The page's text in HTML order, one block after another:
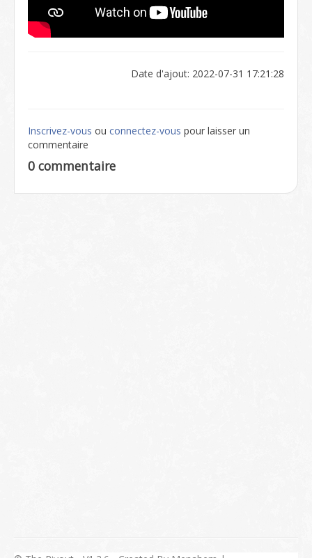
Date d'ajout: 2022-07-31 17:21:28
Inscrivez-vous ou connectez-vous pour laisser un
commentaire
0 commentaire